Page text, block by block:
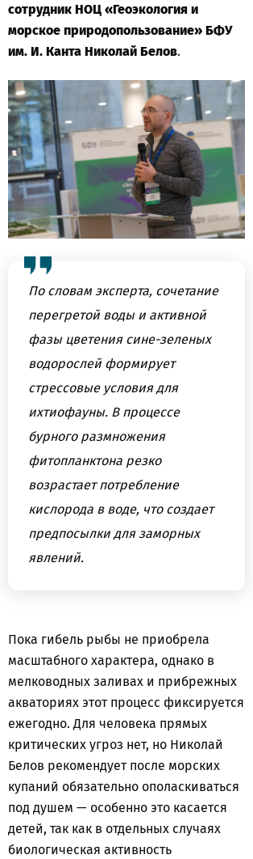
сотрудник НОЦ «Геоэкология и
морское природопользование» БФУ
им. И. Канта Николай Белов.
По словам эксперта, сочетание
перегретой воды и активной
фазы цветения сине-зеленых
водорослей формирует
стрессовые условия для
ихтиофауны. В процессе
бурного размножения
фитопланктона резко
возрастает потребление
кислорода в воде, что создает
предпосылки для заморных
явлений.
Пока гибель рыбы не приобрела
масштабного характера, однако в
мелководных заливах и прибрежных
акваториях этот процесс фиксируется
ежегодно. Для человека прямых
критических угроз нет, но Николай
Белов рекомендует после морских
купаний обязательно ополаскиваться
под душем — особенно это касается
детей, так как в отдельных случаях
биологическая активность